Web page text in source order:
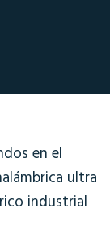
en el
ultra
industrial